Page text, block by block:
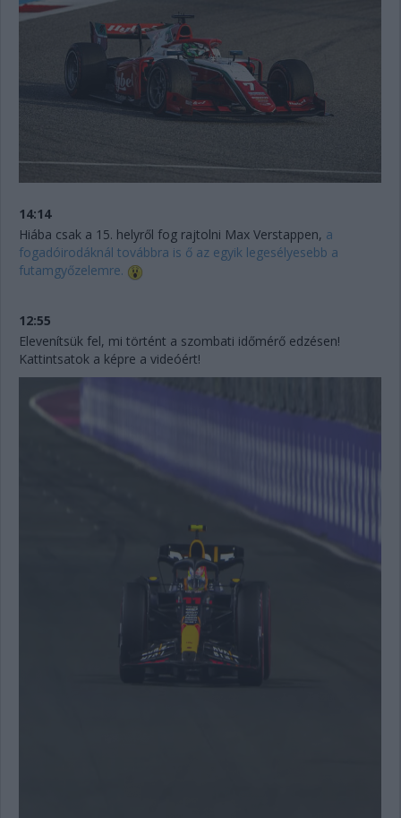
14:14
Hiába csak a 15. helyről fog rajtolni Max Verstappen, a
fogadóirodáknál továbbra is ő az egyik legesélyesebb a
futamgyőzelemre.
12:55
Elevenítsük fel, mi történt a szombati időmérő edzésen!
Kattintsatok a képre a videóért!